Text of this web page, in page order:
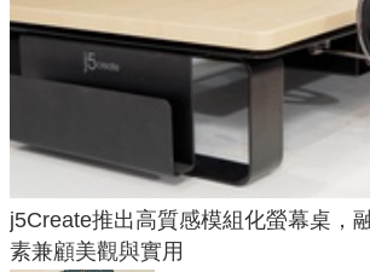
j5Create推出高質感模組化螢幕桌，
素兼顧美觀與實用